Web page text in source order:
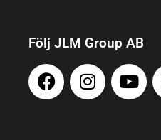
Följ JLM Group AB